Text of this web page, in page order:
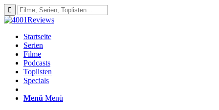
Startseite
Serien
Filme
Podcasts
Toplisten
Specials
Menü Menü